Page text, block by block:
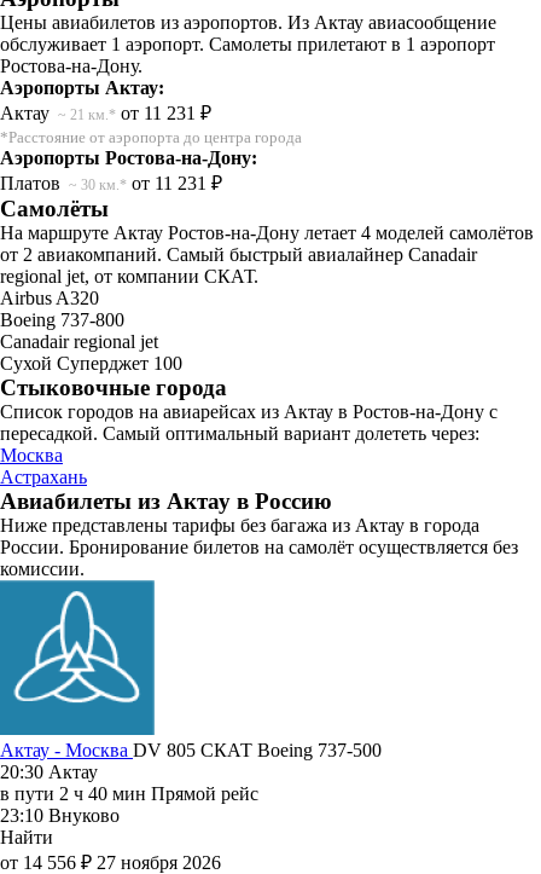
Цены авиабилетов из аэропортов. Из Актау авиасообщение
обслуживает 1 аэропорт. Самолеты прилетают в 1 аэропорт
Ростова-на-Дону.
Аэропорты Актау:
Актау ~ 21 км.* от 11 231 ₽
*Расстояние от аэропорта до центра города
Аэропорты Ростова-на-Дону:
Платов ~ 30 км.* от 11 231 ₽
Самолёты
На маршруте Актау Ростов-на-Дону летает 4 моделей самолётов
от 2 авиакомпаний. Самый быстрый авиалайнер Canadair
regional jet, от компании СКАТ.
Airbus A320
Boeing 737-800
Canadair regional jet
Сухой Суперджет 100
Стыковочные города
Список городов на авиарейсах из Актау в Ростов-на-Дону с
пересадкой. Самый оптимальный вариант долететь через:
Москва
Астрахань
Авиабилеты из Актау в Россию
Ниже представлены тарифы без багажа из Актау в города
России. Бронирование билетов на самолёт осуществляется без
комиссии.
Актау - Москва DV 805 СКАТ Boeing 737-500
20:30 Актау
в пути 2 ч 40 мин Прямой рейс
23:10 Внуково
Найти
от 14 556 ₽ 27 ноября 2026